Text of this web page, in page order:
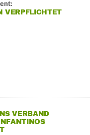
VERPFLICHTET
VERBAND